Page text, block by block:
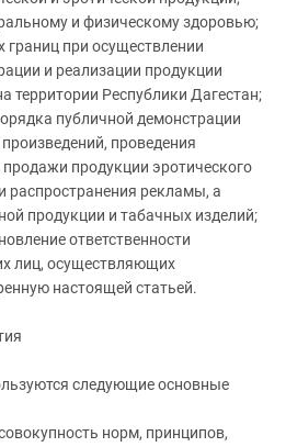
и физическому здоровью;
границ при осуществлении
и реализации продукции
территории Республики Дагестан;
публичной демонстрации
проведения
продукции эротического
распространения рекламы, а
продукции и табачных изделий;
ответственности
лиц, осуществляющих
настоящей статьей.
следующие основные
норм, принципов,